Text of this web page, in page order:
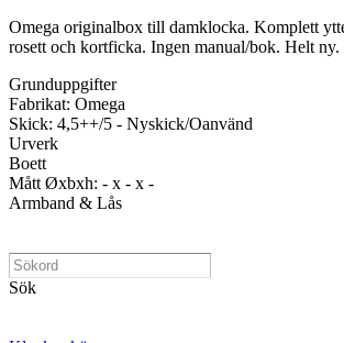
Omega originalbox till damklocka. Komplett
rosett och kortficka. Ingen manual/bok. Helt ny.
Grunduppgifter
Fabrikat: Omega
Skick: 4,5++/5 - Nyskick/Oanvänd
Urverk
Boett
Mått Øxbxh: - x - x -
Armband & Lås
Sök